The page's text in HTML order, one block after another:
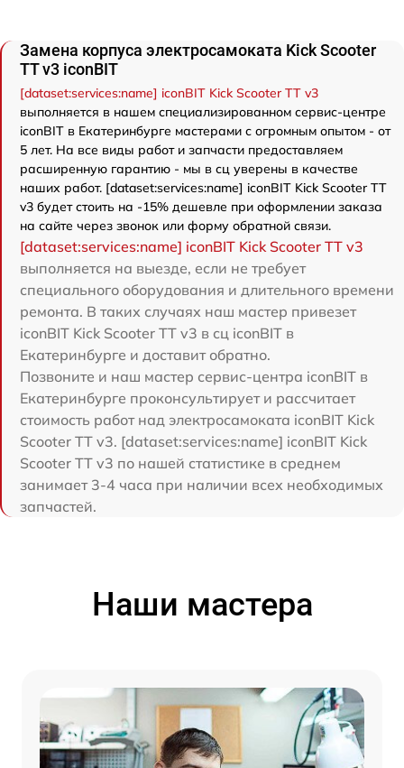
Замена корпуса электросамоката Kick Scooter
TT v3 iconBIT
[dataset:services:name] iconBIT Kick Scooter TT v3
выполняется в нашем специализированном сервис-центре
iconBIT в Екатеринбурге мастерами с огромным опытом - от
5 лет. На все виды работ и запчасти предоставляем
расширенную гарантию - мы в сц уверены в качестве
наших работ. [dataset:services:name] iconBIT Kick Scooter TT
v3 будет стоить на -15% дешевле при оформлении заказа
на сайте через звонок или форму обратной связи.
[dataset:services:name] iconBIT Kick Scooter TT v3
выполняется на выезде, если не требует
специального оборудования и длительного времени
ремонта. В таких случаях наш мастер привезет
iconBIT Kick Scooter TT v3 в сц iconBIT в
Екатеринбурге и доставит обратно.
Позвоните и наш мастер сервис-центра iconBIT в
Екатеринбурге проконсультирует и рассчитает
стоимость работ над электросамоката iconBIT Kick
Scooter TT v3. [dataset:services:name] iconBIT Kick
Scooter TT v3 по нашей статистике в среднем
занимает 3-4 часа при наличии всех необходимых
запчастей.
Наши мастера